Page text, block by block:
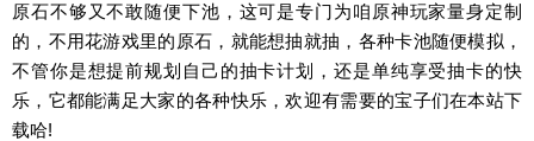
原石不够又不敢随便下池，这可是专门为咱原神玩家量身定制
的，不用花游戏里的原石，就能想抽就抽，各种卡池随便模拟，
不管你是想提前规划自己的抽卡计划，还是单纯享受抽卡的快
乐，它都能满足大家的各种快乐，欢迎有需要的宝子们在本站下
载哈!